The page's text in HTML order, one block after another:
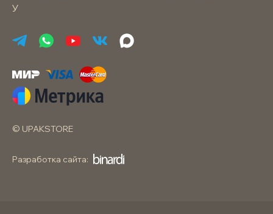
У
© UPAKSTORE
Разработка сайта: